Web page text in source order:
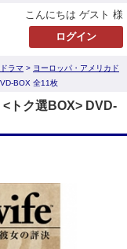
こんにちは ゲスト 様
ラマ > ヨーロッパ・アメリカド
BOX 全11枚
トク選BOX> DVD-